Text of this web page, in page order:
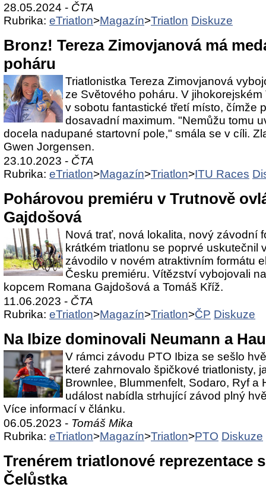
28.05.2024 - ČTA
Rubrika: eTriatlon>Magazín>Triatlon Diskuze
Bronz! Tereza Zimovjanová má
poháru
Triatlonistka Tereza Zimovjanová
ze Světového poháru. V
v sobotu fantastické třetí místo, čímže
dosavadní maximum. "Nemůžu tomu
docela nadupané startovní pole," smála se v cíli.
Gwen Jorgensen.
23.10.2023 - ČTA
Rubrika: eTriatlon>Magazín>Triatlon>ITU Races
Pohárovou premiéru v Trutnově
Gajdošová
Nová trať, nová lokalita, nový závodní
krátkém triatlonu se poprvé uskutečnil
závodilo v novém atraktivním formátu
Česku premiéru. Vítězství vybojovali
kopcem Romana Gajdošová a Tomáš Kříž.
11.06.2023 - ČTA
Rubrika: eTriatlon>Magazín>Triatlon>ČP Diskuze
Na Ibize dominovali Neumann a
V rámci závodu PTO Ibiza se sešlo
které zahrnovalo špičkové triatlonisty,
Brownlee, Blummenfelt, Sodaro, Ryf a
událost nabídla strhující závod plný
Více informací v článku.
06.05.2023 - Tomáš Mika
Rubrika: eTriatlon>Magazín>Triatlon>PTO Diskuze
Trenérem triatlonové reprezentace
Čelůstka